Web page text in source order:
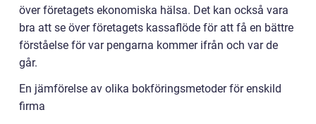
över företagets ekonomiska hälsa. Det kan också vara
bra att se över företagets kassaflöde för att få en bättre
förståelse för var pengarna kommer ifrån och var de
går.
En jämförelse av olika bokföringsmetoder för enskild
firma